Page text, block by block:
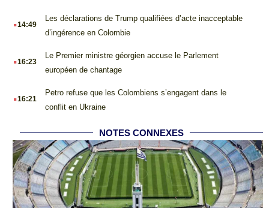
.14:49
Les déclarations de Trump qualifiées d’acte inacceptable
d’ingérence en Colombie
.16:23
Le Premier ministre géorgien accuse le Parlement
européen de chantage
.16:21
Petro refuse que les Colombiens s’engagent dans le
conflit en Ukraine
NOTES CONNEXES